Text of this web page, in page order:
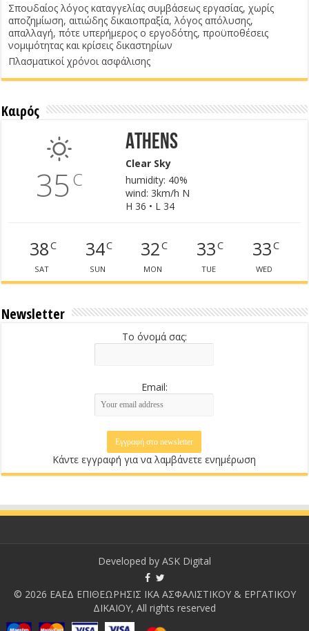
Σπουδαίος λόγος καταγγελίας συμβάσεως εργασίας, χωρίς
αποζημίωση, αιτιώδης δικαιοπραξία, λόγος απόλυσης,
απαλλαγή, πότε υπερήμερος ο εργοδότης, προϋποθέσεις
νομιμότητας και κρίσεις δικαστηρίων
Πλασματικοί χρόνοι ασφάλισης
Καιρός
35C
Athens
Clear Sky
humidity: 40%
wind: 3km/h N
H 36 • L 34
38C
SAT
34C
SUN
32C
MON
33C
TUE
33C
WED
Newsletter
Το όνομά σας:
Email:
Κάντε εγγραφή για να λαμβάνετε ενημέρωση
Developed by ASK Digital
© 2026 ΕΑΕΔ ΕΠΙΘΕΩΡΗΣΙΣ ΙΚΑ ΑΣΦΑΛΙΣΤΙΚΟΥ & ΕΡΓΑΤΙΚΟΥ
ΔΙΚΑΙΟΥ, All rights reserved